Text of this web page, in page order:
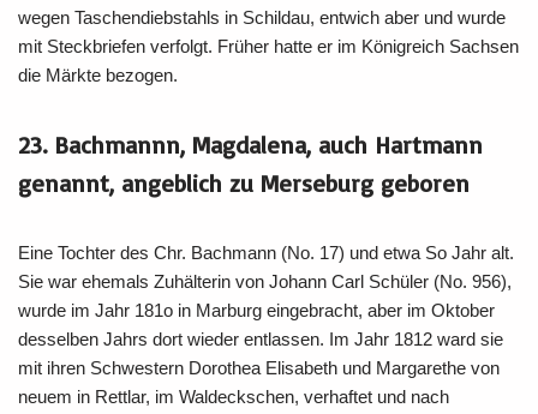
wegen Taschendiebstahls in Schildau, entwich aber und wurde
mit Steckbriefen verfolgt. Früher hatte er im Königreich Sachsen
die Märkte bezogen.
23. Bachmannn, Magdalena, auch Hartmann
genannt, angeblich zu Merseburg geboren
Eine Tochter des Chr. Bachmann (No. 17) und etwa So Jahr alt.
Sie war ehemals Zuhälterin von Johann Carl Schüler (No. 956),
wurde im Jahr 181o in Marburg eingebracht, aber im Oktober
desselben Jahrs dort wieder entlassen. Im Jahr 1812 ward sie
mit ihren Schwestern Dorothea Elisabeth und Margarethe von
neuem in Rettlar, im Waldeckschen, verhaftet und nach